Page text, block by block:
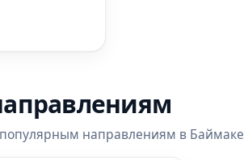
популярным направлениям в Баймаке